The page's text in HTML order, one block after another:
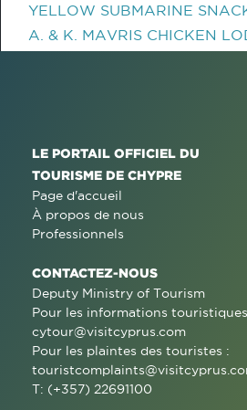
YELLOW SUBMARINE
A. & K. MAVRIS CHICKEN
LE PORTAIL OFFICIEL DU
TOURISME DE CHYPRE
Page d'accueil
À propos de nous
Professionnels
CONTACTEZ-NOUS
Deputy Ministry of Tourism
Pour les informations
cytour@visitcyprus.com
Pour les plaintes des touristes :
T: (+357) 22691100